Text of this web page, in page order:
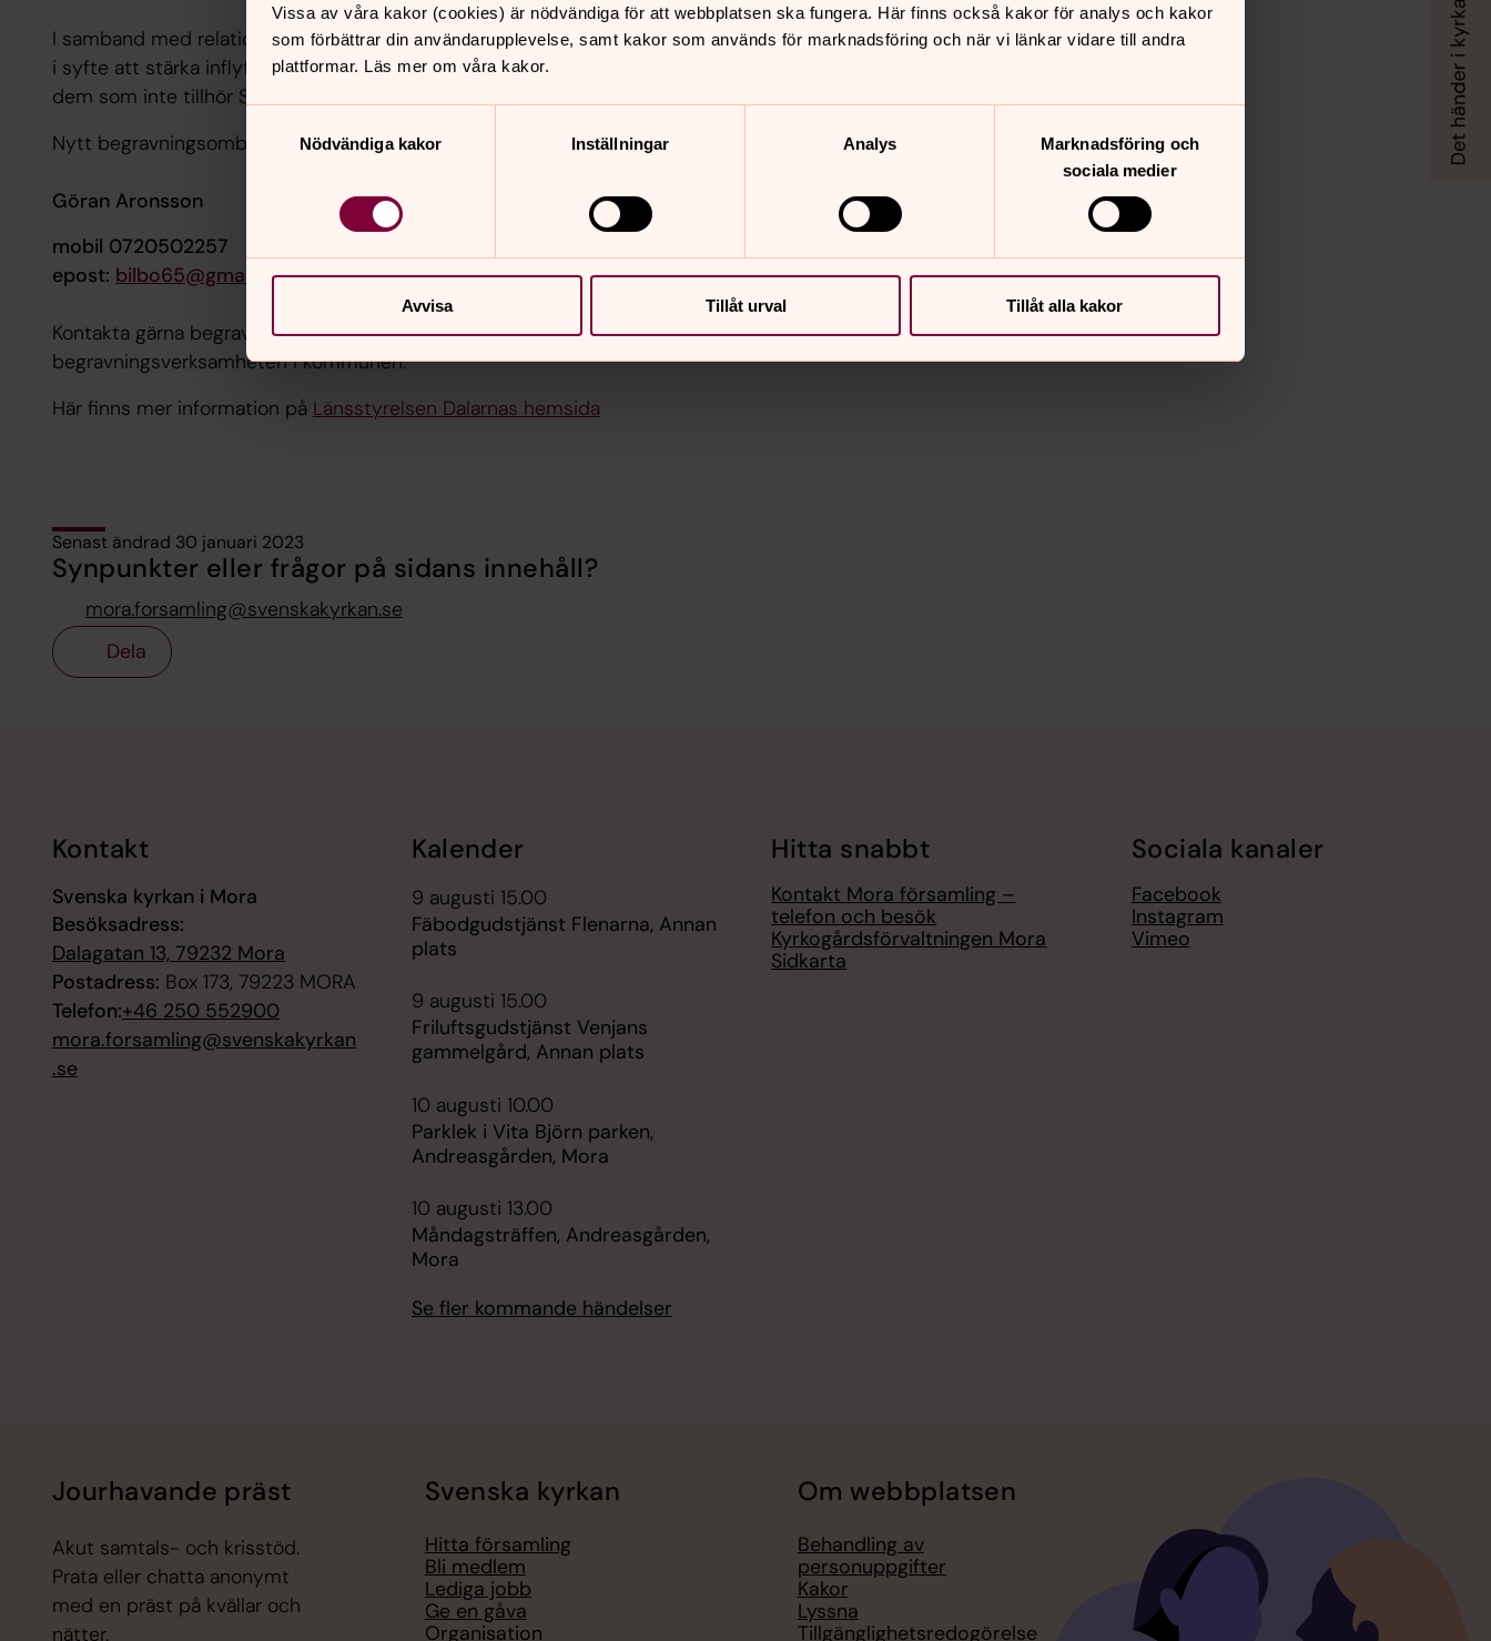
Vissa av våra kakor (cookies) är nödvändiga för att webbplatsen ska fungera. Här finns också kakor för analys och kakor
som förbättrar din användarupplevelse, samt kakor som används för marknadsföring och när vi länkar vidare till andra
plattformar. Läs mer om våra kakor.
Nödvändiga kakor
Inställningar Analys
Marknadsföring och
sociala medier
Avvisa Tillåt urval Tillåt alla kakor
I samband med relationsändringen år 2000 skapades systemet med begravningsombud
i syfte att stärka inflytandet och möjligheten till insyn i begravningsverksamheten för
dem som inte tillhör Svenska kyrkan.
Nytt begravningsombud fr.om. 2022-01-17
Göran Aronsson
mobil 0720502257
epost: bilbo65@gmail.com
Kontakta gärna begravningsombudet för information i frågor som berör
begravningsverksamheten i kommunen.
Här finns mer information på Länsstyrelsen Dalarnas hemsida
Senast ändrad 30 januari 2023
Synpunkter eller frågor på sidans innehåll?
mora.forsamling@svenskakyrkan.se
Dela
Kontakt
Svenska kyrkan i Mora
Besöksadress:
Dalagatan 13, 79232 Mora
Postadress: Box 173, 79223 MORA
Telefon:+46 250 552900
mora.forsamling@svenskakyrkan
.se
Kalender
9 augusti 15.00
Fäbodgudstjänst Flenarna, Annan
plats
9 augusti 15.00
Friluftsgudstjänst Venjans
gammelgård, Annan plats
10 augusti 10.00
Parklek i Vita Björn parken,
Andreasgården, Mora
10 augusti 13.00
Måndagsträffen, Andreasgården,
Mora
Se fler kommande händelser
Hitta snabbt
Kontakt Mora församling –
telefon och besök
Kyrkogårdsförvaltningen Mora
Sidkarta
Sociala kanaler
Facebook
Instagram
Vimeo
Jourhavande präst
Akut samtals- och krisstöd.
Prata eller chatta anonymt
med en präst på kvällar och
nätter.
Svenska kyrkan
Hitta församling
Bli medlem
Lediga jobb
Ge en gåva
Organisation
Om webbplatsen
Behandling av
personuppgifter
Kakor
Lyssna
Tillgänglighetsredogörelse